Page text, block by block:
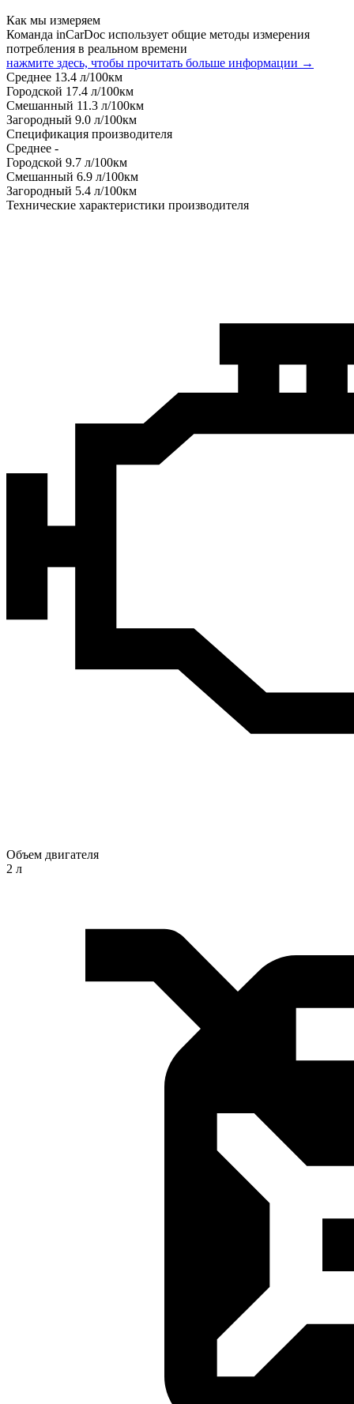
Как мы измеряем
Команда inCarDoc использует общие методы измерения
потребления в реальном времени
нажмите здесь, чтобы прочитать больше информации →
Среднее 13.4 л/100км
Городской 17.4 л/100км
Смешанный 11.3 л/100км
Загородный 9.0 л/100км
Спецификация производителя
Среднее -
Городской 9.7 л/100км
Смешанный 6.9 л/100км
Загородный 5.4 л/100км
Технические характеристики производителя
Объем двигателя
2 л